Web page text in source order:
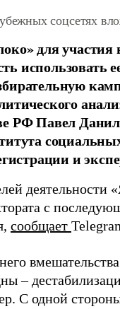
соцсетях
для
использовать
РФ Павел
и
деятельности
с
сообщает
–
С одной